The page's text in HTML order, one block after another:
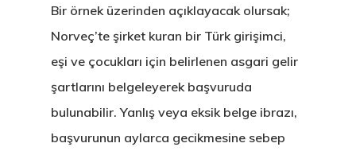
Bir örnek üzerinden açıklayacak olursak;
Norveç’te şirket kuran bir Türk girişimci,
eşi ve çocukları için belirlenen asgari gelir
şartlarını belgeleyerek başvuruda
bulunabilir. Yanlış veya eksik belge ibrazı,
başvurunun aylarca gecikmesine sebep